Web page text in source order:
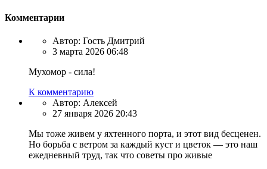
Комментарии
Автор: Гость Дмитрий
3 марта 2026 06:48
Мухомор - сила!
К комментарию
Автор: Алексей
27 января 2026 20:43
Мы тоже живем у яхтенного порта, и этот вид бесценен.
Но борьба с ветром за каждый куст и цветок — это наш
ежедневный труд, так что советы про живые